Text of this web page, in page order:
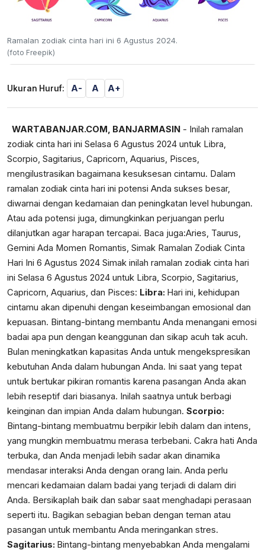
Ramalan zodiak cinta hari ini 6 Agustus 2024.
(foto Freepik)
Ukuran Huruf: A- A A+
WARTABANJAR.COM, BANJARMASIN - Inilah ramalan
zodiak cinta hari ini Selasa 6 Agustus 2024 untuk Libra,
Scorpio, Sagitarius, Capricorn, Aquarius, Pisces,
mengilustrasikan bagaimana kesuksesan cintamu. Dalam
ramalan zodiak cinta hari ini potensi Anda sukses besar,
diwarnai dengan kedamaian dan peningkatan level hubungan.
Atau ada potensi juga, dimungkinkan perjuangan perlu
dilanjutkan agar harapan tercapai. Baca juga:Aries, Taurus,
Gemini Ada Momen Romantis, Simak Ramalan Zodiak Cinta
Hari Ini 6 Agustus 2024 Simak inilah ramalan zodiak cinta hari
ini Selasa 6 Agustus 2024 untuk Libra, Scorpio, Sagitarius,
Capricorn, Aquarius, dan Pisces: Libra: Hari ini, kehidupan
cintamu akan dipenuhi dengan keseimbangan emosional dan
kepuasan. Bintang-bintang membantu Anda menangani emosi
badai apa pun dengan keanggunan dan sikap acuh tak acuh.
Bulan meningkatkan kapasitas Anda untuk mengekspresikan
kebutuhan Anda dalam hubungan Anda. Ini saat yang tepat
untuk bertukar pikiran romantis karena pasangan Anda akan
lebih reseptif dari biasanya. Inilah saatnya untuk berbagi
keinginan dan impian Anda dalam hubungan. Scorpio:
Bintang-bintang membuatmu berpikir lebih dalam dan intens,
yang mungkin membuatmu merasa terbebani. Cakra hati Anda
terbuka, dan Anda menjadi lebih sadar akan dinamika
mendasar interaksi Anda dengan orang lain. Anda perlu
mencari kedamaian dalam badai yang terjadi di dalam diri
Anda. Bersikaplah baik dan sabar saat menghadapi perasaan
seperti itu. Bagikan sebagian beban dengan teman atau
pasangan untuk membantu Anda meringankan stres.
Sagitarius: Bintang-bintang menyebabkan Anda mengalami